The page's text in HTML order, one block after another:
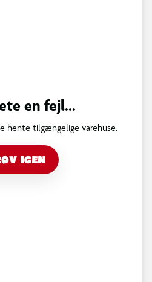
en fejl...
hente tilgængelige varehuse.
IGEN